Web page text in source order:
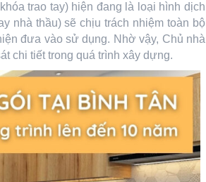
trao tay) hiện đang là loại hình dịch
nhà thầu) sẽ chịu trách nhiệm toàn bộ
đưa vào sử dụng. Nhờ vậy, Chủ nhà
chi tiết trong quá trình xây dựng.